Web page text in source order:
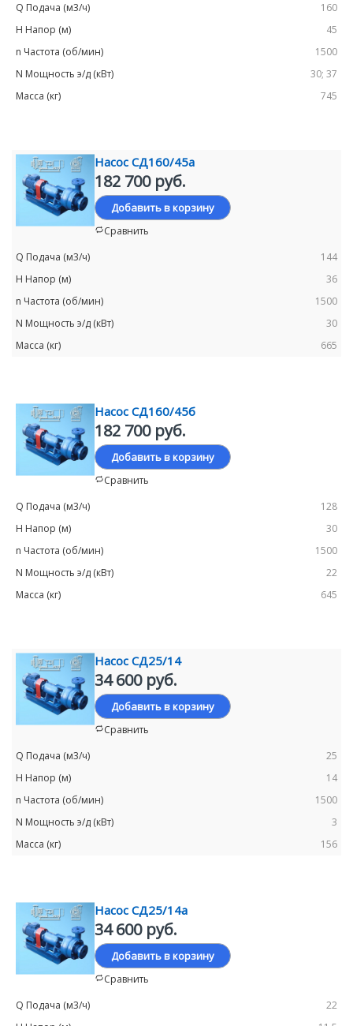
160
45
1500
30; 37
745
Насос СД160/45а
182 700 руб.
Добавить в корзину
Сравнить
144
36
1500
30
665
Насос СД160/45б
182 700 руб.
Добавить в корзину
Сравнить
128
30
1500
22
645
Насос СД25/14
34 600 руб.
Добавить в корзину
Сравнить
25
14
1500
3
156
Насос СД25/14а
34 600 руб.
Добавить в корзину
Сравнить
22